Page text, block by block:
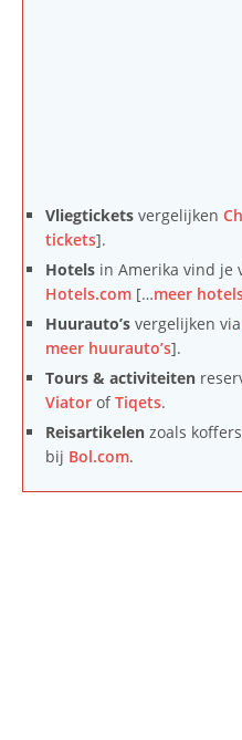
Vliegtickets vergelijken
tickets].
Hotels in Amerika vind je
Hotels.com […meer
Huurauto’s vergelijken via
meer huurauto’s].
Tours & activiteiten
Viator ofTiqets.
Reisartikelen zoals
bij Bol.com.